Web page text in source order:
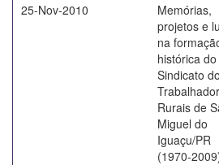
25-Nov-2010
Memórias,
projetos e
na
histórica do
Sindicato
Rurais de
Miguel do
Iguaçu/PR
(1970-